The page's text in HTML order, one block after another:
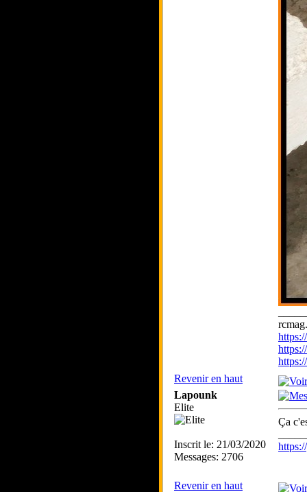
Revenir en haut
Lapounk
Elite
Inscrit le: 21/03/2020
Messages: 2706
Ça
Revenir en haut